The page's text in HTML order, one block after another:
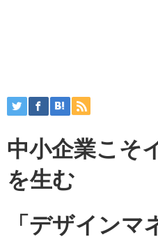
中小企業こそ
を生む
「デザイン